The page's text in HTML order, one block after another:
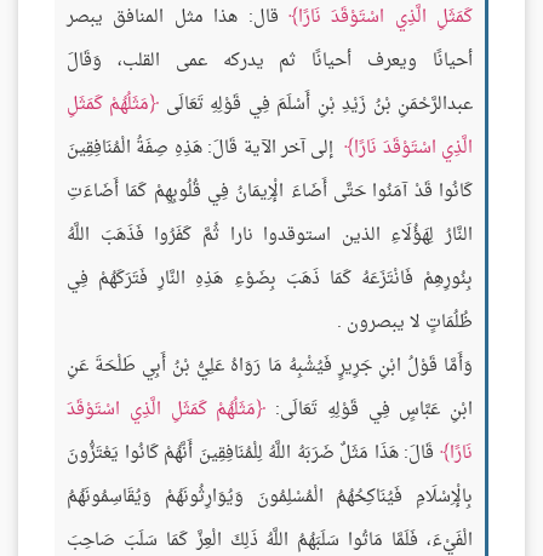
كَمَثَلِ الَّذِي اسْتَوْقَدَ نَارًا
قال: هذا مثل المنافق يبصر
أحيانًا ويعرف أحيانًا ثم يدركه عمى القلب، وَقَالَ
عبدالرَّحْمَنِ بْنُ زَيْدِ بْنِ أَسْلَمَ فِي قَوْلِهِ تَعَالَى مَثَلُهُمْ كَمَثَلِ
الَّذِي اسْتَوْقَدَ نَارًا إلى آخر الآية قَالَ: هَذِهِ صِفَةُ الْمُنَافِقِينَ
كَانُوا قَدْ آمَنُوا حَتَّى أَضَاءَ الْإِيمَانُ فِي قُلُوبِهِمْ كَمَا أَضَاءَتِ
النَّارُ لِهَؤُلَاءِ الذين استوقدوا نارا ثُمَّ كَفَرُوا فَذَهَبَ اللَّهُ
بِنُورِهِمْ فَانْتَزَعَهُ كَمَا ذَهَبَ بِضَوْءِ هَذِهِ النَّارِ فَتَرَكَهُمْ فِي
ظُلُمَاتٍ لا يبصرون .
وَأَمَّا قَوْلُ ابْنِ جَرِيرٍ فَيُشْبِهُ مَا رَوَاهُ عَلِيُّ بْنُ أَبِي طَلْحَةَ عَنِ
ابْنِ عَبَّاسٍ فِي قَوْلِهِ تَعَالَى:
مَثَلُهُمْ كَمَثَلِ الَّذِي اسْتَوْقَدَ
نَارًا قَالَ: هَذَا مَثَلٌ ضَرَبَهُ اللَّهُ لِلْمُنَافِقِينَ أَنَّهُمْ كَانُوا يَعْتَزُّونَ
بِالْإِسْلَامِ فَيُنَاكِحُهُمُ الْمُسْلِمُونَ وَيُوَارِثُونَهُمْ وَيُقَاسِمُونَهُمُ
الْفَيْءَ، فَلَمَّا مَاتُوا سَلَبَهُمُ اللَّهُ ذَلِكَ الْعِزَّ كَمَا سَلَبَ صَاحِبَ